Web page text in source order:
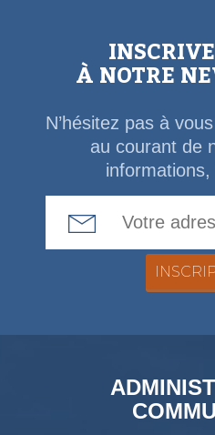
À NOTRE
N’hésitez pas à
au courant de